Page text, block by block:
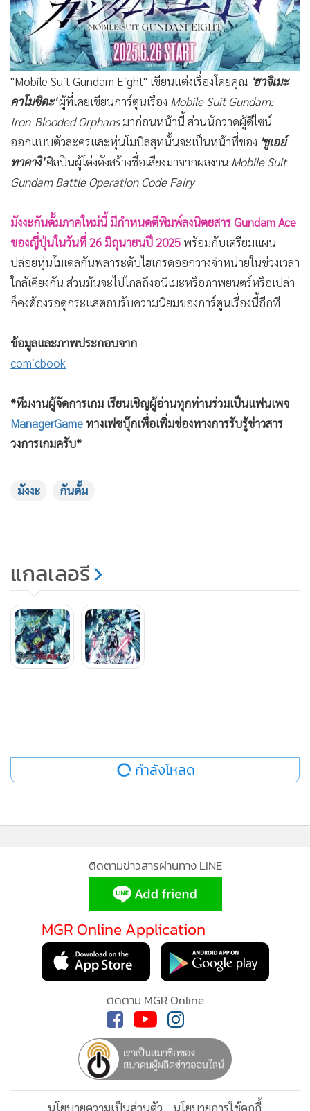
"Mobile Suit Gundam Eight" เขียนแต่งเรื่องโดยคุณ 'ฮาจิเมะ
คาโมชิดะ'ผู้ที่เคยเขียนการ์ตูนเรื่อง Mobile Suit Gundam:
Iron-Blooded Orphansมาก่อนหน้านี้ ส่วนนักวาดผู้ดีไซน์
ออกแบบตัวละครและหุ่นโมบิลสุทนั้นจะเป็นหน้าที่ของ 'ชูเอย์
ทาคางิ'ศิลปินผู้โด่งดังสร้างชื่อเสียงมาจากผลงาน Mobile Suit
Gundam Battle Operation Code Fairy
มังงะกันดั้มภาคใหม่นี้ มีกำหนดตีพิมพ์ลงนิตยสาร Gundam Ace
ของญี่ปุ่นในวันที่ 26 มิถุนายนปี 2025พร้อมกับเตรียมแผน
ปล่อยหุ่นโมเดลกันพลาระดับไฮเกรดออกวางจำหน่ายในข่วงเวลา
ใกล้เคียงกัน ส่วนมันจะไปไกลถึงอนิเมะหรือภาพยนตร์หรือเปล่า
ก็คงต้องรอดูกระแสตอบรับความนิยมของการ์ตูนเรื่องนี้อีกที
ข้อมูลและภาพประกอบจาก
comicbook
*ทีมงานผู้จัดการเกม เรียนเชิญผู้อ่านทุกท่านร่วมเป็นแฟนเพจ
ManagerGame ทางเฟซบุ๊กเพื่อเพิ่มช่องทางการรับรู้ข่าวสาร
วงการเกมครับ*
มังงะ กันดั้ม
แกลเลอรี
กำลังโหลด
ติดตามข่าวสารผ่านทาง LINE
MGR Online Application
ติดตาม MGR Online
นโยบายความเป็นส่วนตัว นโยบายการใช้คุกกี้